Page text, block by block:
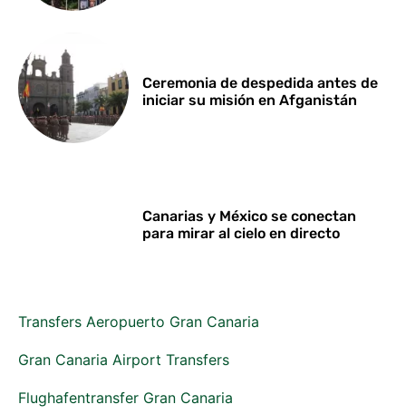
Ceremonia de despedida antes de
iniciar su misión en Afganistán
Canarias y México se conectan
para mirar al cielo en directo
Transfers Aeropuerto Gran Canaria
Gran Canaria Airport Transfers
Flughafentransfer Gran Canaria